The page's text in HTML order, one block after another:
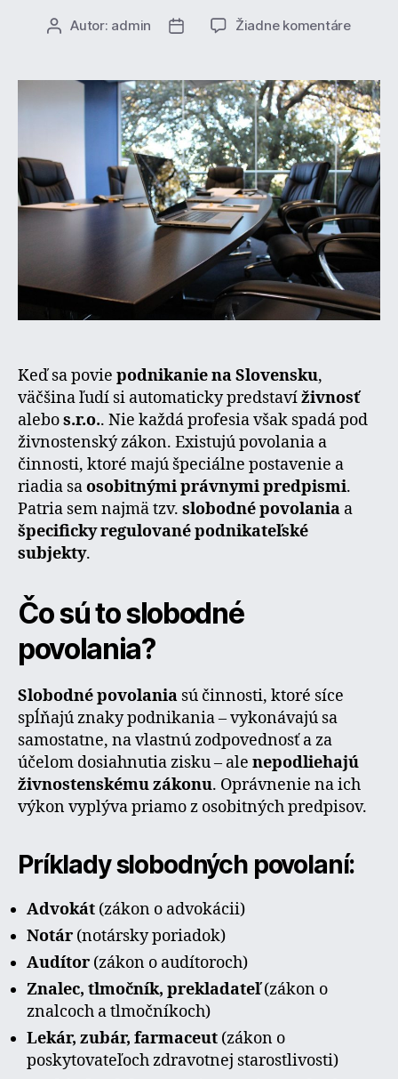
AutorAutor: admin
Dátum
Žiadne komentárena
a
podľa
Kedy
živnosť
Keď sa povie podnikanie na Slovensku,
väčšina ľudí si automaticky predstavíživnosť
alebos.r.o.. Nie každá profesia však spadá pod
živnostenský zákon. Existujú povolania a
činnosti, ktoré majú špeciálne postavenie a
riadia saosobitnými právnymi predpismi.
Patria sem najmä tzv. slobodné povolania a
špecificky regulované podnikateľské
subjekty.
Čo sú to slobodné
povolania?
Slobodné povolania sú činnosti, ktoré síce
spĺňajú znaky podnikania – vykonávajú sa
samostatne, na vlastnú zodpovednosť a za
účelom dosiahnutia zisku – ale nepodliehajú
živnostenskému zákonu. Oprávnenie na ich
výkon vyplýva priamo z osobitných predpisov.
Príklady slobodných povolaní:
Advokát (zákon o advokácii)
Notár (notársky poriadok)
Audítor (zákon o audítoroch)
Znalec, tlmočník, prekladateľ(zákon o
znalcoch a tlmočníkoch)
Lekár, zubár, farmaceut (zákon o
poskytovateľoch zdravotnej starostlivosti)